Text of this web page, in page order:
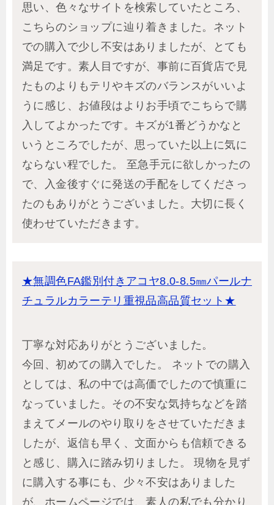
思い、色々なサイトを検索していたところ、
こちらのショップに辿り着きました。ネット
での購入で少し不安はありましたが、とても
満足です。素人目ですが、事前に百貨店で見
たものよりもテリやキズのバランスがいいよ
うに感じ、お値段はよりお手頃でこちらで購
入してよかったです。キズが1番どうかなと
いうところでしたが、思っていた以上に気に
ならない程でした。 至急手元に欲しかったの
で、入金後すぐに発送の手配をしてくださっ
たのもありがとうございました。大切に長く
使わせていただきます。
★無調色FA鑑別付きアコヤ8.0-8.5㎜パールナ
チュラルカラーテリ重視品高品質セット★
丁寧な対応ありがとうございました。
今回、初めての購入でした。 ネットでの購入
としては、私の中では高価でしたので慎重に
なっていました。その不安な気持ちなどを踏
まえてメールのやり取りをさせていただきま
したが、返信も早く、文面からも信頼できる
と感じ、購入に踏み切りました。 現物を見ず
に購入する事にも、少々不安はありました
が、ホームページでは、素人の私でも分かり